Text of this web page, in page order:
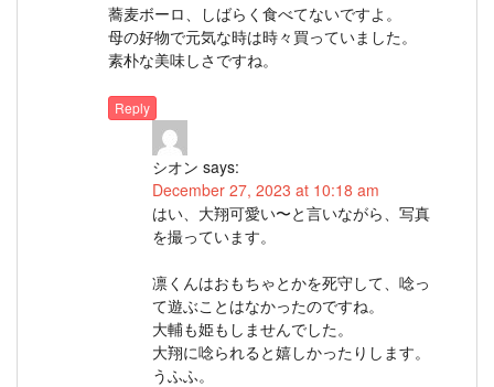
蕎麦ボーロ、しばらく食べてないですよ。
母の好物で元気な時は時々買っていました。
素朴な美味しさですね。
Reply
シオン says:
December 27, 2023 at 10:18 am
はい、大翔可愛い〜と言いながら、写真
を撮っています。
凛くんはおもちゃとかを死守して、唸っ
て遊ぶことはなかったのですね。
大輔も姫もしませんでした。
大翔に唸られると嬉しかったりします。
うふふ。